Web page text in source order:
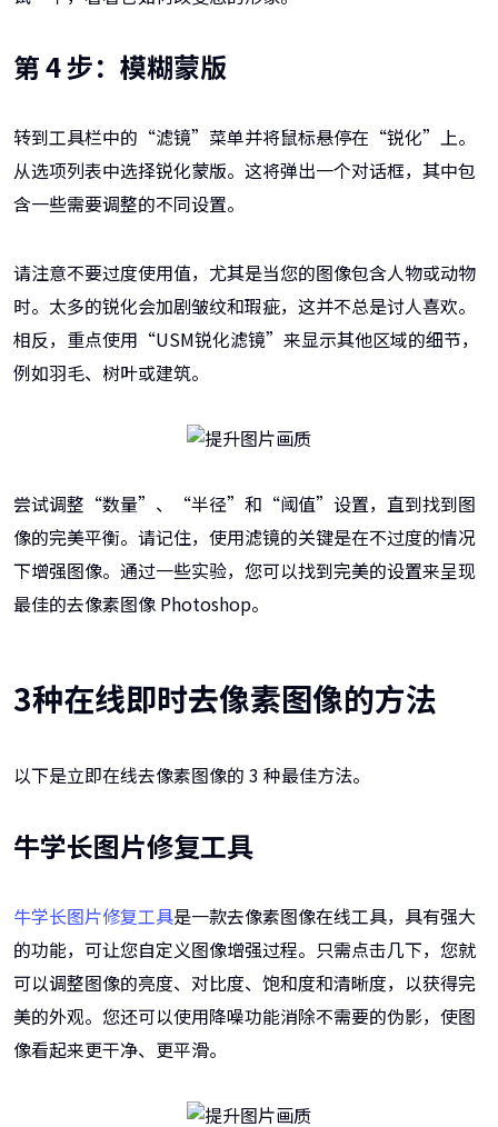
第 4 步：模糊蒙版
转到工具栏中的“滤镜”菜单并将鼠标悬停在“锐化”上。
从选项列表中选择锐化蒙版。这将弹出一个对话框，其中包
含一些需要调整的不同设置。
请注意不要过度使用值，尤其是当您的图像包含人物或动物
时。太多的锐化会加剧皱纹和瑕疵，这并不总是讨人喜欢。
相反，重点使用“USM锐化滤镜”来显示其他区域的细节，
例如羽毛、树叶或建筑。
尝试调整“数量”、“半径”和“阈值”设置，直到找到图
像的完美平衡。请记住，使用滤镜的关键是在不过度的情况
下增强图像。通过一些实验，您可以找到完美的设置来呈现
最佳的去像素图像 Photoshop。
3种在线即时去像素图像的方法
以下是立即在线去像素图像的 3 种最佳方法。
牛学长图片修复工具
牛学长图片修复工具是一款去像素图像在线工具，具有强大
的功能，可让您自定义图像增强过程。只需点击几下，您就
可以调整图像的亮度、对比度、饱和度和清晰度，以获得完
美的外观。您还可以使用降噪功能消除不需要的伪影，使图
像看起来更干净、更平滑。